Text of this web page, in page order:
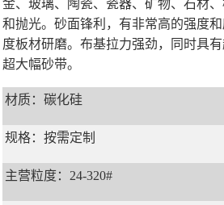
金、玻璃、陶瓷、瓷器、矿物、石材
和抛光。砂面锋利，有非常高的强度
度板材研磨。布基拉力强劲，同时具
超大幅砂带。
材质：碳化硅
规格：按需定制
主营粒度：24-320#